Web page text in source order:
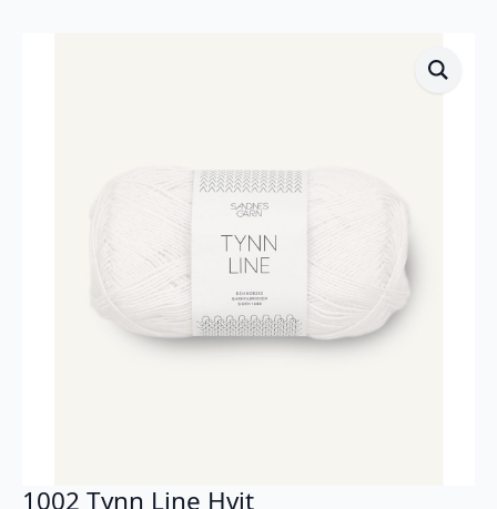
1002 Tynn Line Hvit